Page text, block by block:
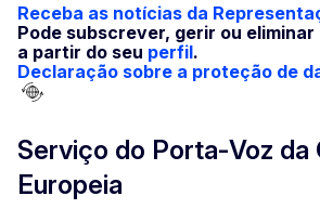
Receba as notícias da
Pode subscrever, gerir ou
a partir do seu perfil.
Declaração sobre a proteção de
Serviço do Porta-Voz da
Europeia